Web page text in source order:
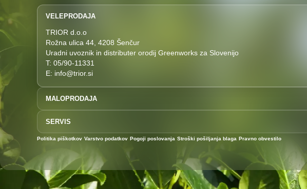
VELEPRODAJA
TRIOR d.o.o
Rožna ulica 44, 4208 Šenčur
Uradni uvoznik in distributer orodij Greenworks za Slovenijo
T: 05/90-11331
E: info@trior.si
MALOPRODAJA
E: prodaja@akucenter.eu
Akucenter Uroš Perčič s.p.
4208 Šenčur
SERVIS
T: 04 292 7727
Politika piškotkov Varstvo podatkov Pogoji poslovanja Stroški pošiljanja blaga Pravno obvestilo